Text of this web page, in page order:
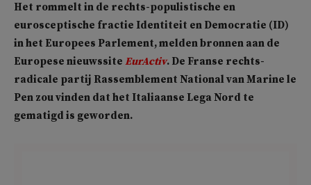
Het rommelt in de rechts-populistische en
eurosceptische fractie Identiteit en Democratie (ID)
in het Europees Parlement, melden bronnen aan de
Europese nieuwssite EurActiv. De Franse rechts-
radicale partij Rassemblement National van Marine le
Pen zou vinden dat het Italiaanse Lega Nord te
gematigd is geworden.